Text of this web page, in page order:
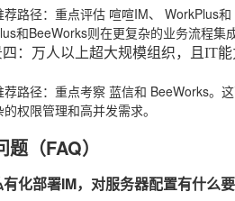
荐路径：重点评估 喧喧IM、 WorkPlus和
和BeeWorks则在更复杂的业务流程集
：万人以上超大规模组织，且IT能
荐路径：重点考察 蓝信和 BeeWorks。
的权限管理和高并发需求。
题（FAQ）
化部署IM，对服务器配置有什么要